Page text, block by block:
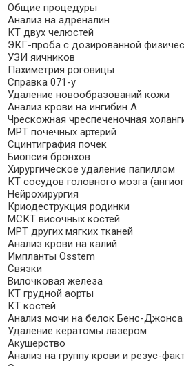
Общие процедуры
Анализ на адреналин
КТ двух челюстей
ЭКГ-проба с дозированной
УЗИ яичников
Пахиметрия роговицы
Справка 071-у
Удаление новообразований кожи
Анализ крови на ингибин А
Чрескожная чреспеченочная
МРТ почечных артерий
Сцинтиграфия почек
Биопсия бронхов
Хирургическое удаление папиллом
КТ сосудов головного мозга
Нейрохирургия
Криодеструкция родинки
МСКТ височных костей
МРТ других мягких тканей
Анализ крови на калий
Импланты Osstem
Связки
Вилочковая железа
КТ грудной аорты
КТ костей
Анализ мочи на белок Бенс-Джонса
Удаление кератомы лазером
Акушерство
Анализ на группу крови и резус-